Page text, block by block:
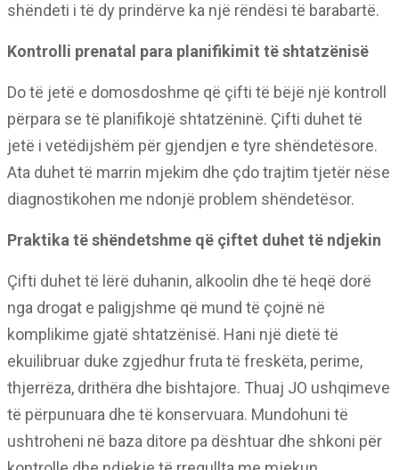
shëndeti i të dy prindërve ka një rëndësi të barabartë.
Kontrolli prenatal para planifikimit të shtatzënisë
Do të jetë e domosdoshme që çifti të bëjë një kontroll
përpara se të planifikojë shtatzëninë. Çifti duhet të
jetë i vetëdijshëm për gjendjen e tyre shëndetësore.
Ata duhet të marrin mjekim dhe çdo trajtim tjetër nëse
diagnostikohen me ndonjë problem shëndetësor.
Praktika të shëndetshme që çiftet duhet të ndjekin
Çifti duhet të lërë duhanin, alkoolin dhe të heqë dorë
nga drogat e paligjshme që mund të çojnë në
komplikime gjatë shtatzënisë. Hani një dietë të
ekuilibruar duke zgjedhur fruta të freskëta, perime,
thjerrëza, drithëra dhe bishtajore. Thuaj JO ushqimeve
të përpunuara dhe të konservuara. Mundohuni të
ushtroheni në baza ditore pa dështuar dhe shkoni për